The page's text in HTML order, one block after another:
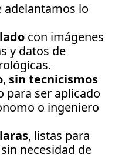
lo
con imágenes
y datos de
, sin tecnicismos
para ser aplicado
o ingeniero
, listas para
necesidad de